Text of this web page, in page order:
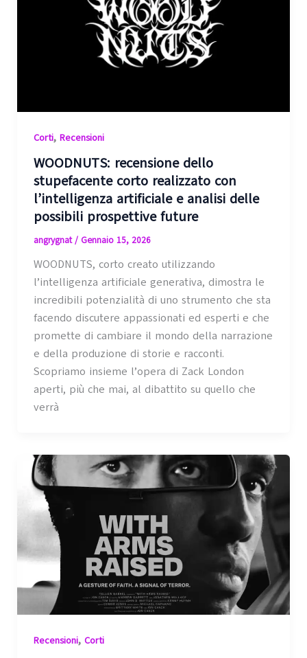
Corti, Recensioni
WOODNUTS: recensione dello
stupefacente corto realizzato con
l’intelligenza artificiale e analisi delle
possibili prospettive future
angrygnat/ Gennaio 15, 2026
WOODNUTS, corto creato utilizzando
l’intelligenza artificiale generativa, dimostra le
incredibili potenzialità di uno strumento che sta
facendo discutere appassionati ed esperti e che
promette di cambiare il mondo della narrazione
e della produzione di storie e racconti.
Scopriamo insieme l’opera di Zack London
aperti, più che mai, al dibattito su quello che
verrà
Recensioni, Corti